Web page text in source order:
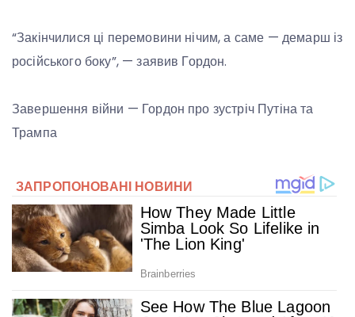
“Закінчилися ці перемовини нічим, а саме — демарш із
російського боку”, — заявив Гордон.
Завершення війни — Гордон про зустріч Путіна та
Трампа